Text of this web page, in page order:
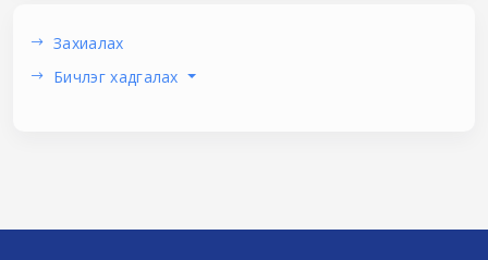
Захиалах
Бичлэг хадгалах